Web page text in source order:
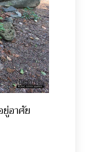
อาศัย